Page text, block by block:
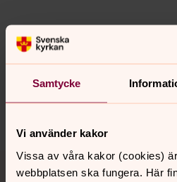
Samtycke
Vi använder kakor
Vissa av våra kakor (cookies)
webbplatsen ska fungera. Här
Synpunkter eller
innehåll?
Tillbaka till toppen
Tillbaka till innehållet